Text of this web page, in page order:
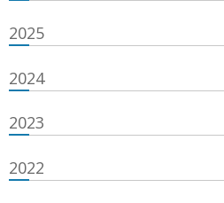
2025
2024
2023
2022